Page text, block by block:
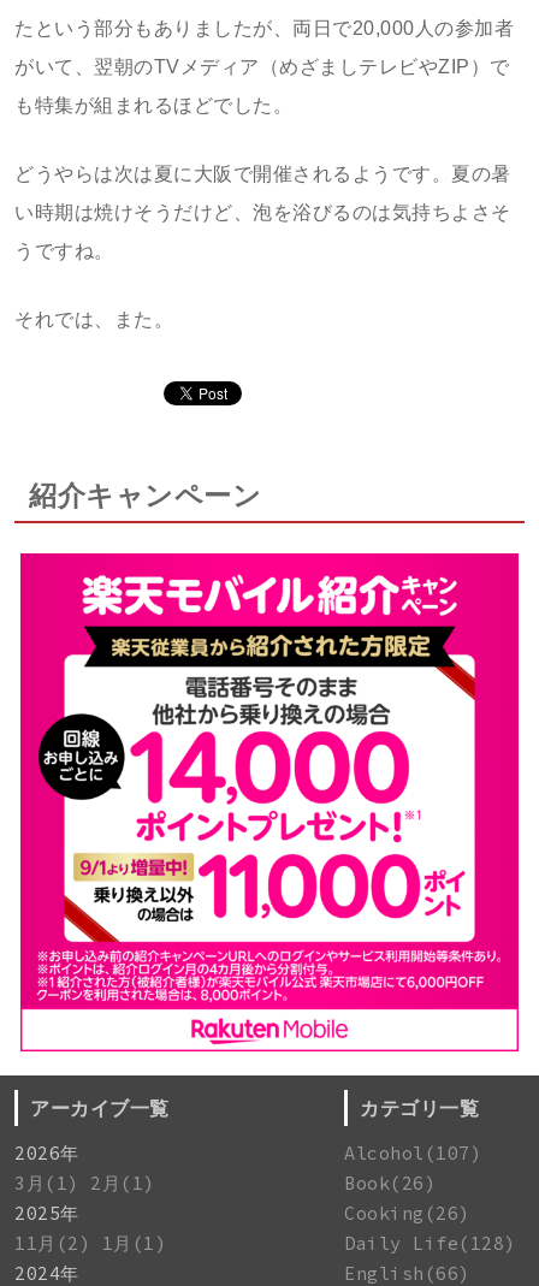
たという部分もありましたが、両日で20,000人の参加者
がいて、翌朝のTVメディア（めざましテレビやZIP）で
も特集が組まれるほどでした。
どうやらは次は夏に大阪で開催されるようです。夏の暑
い時期は焼けそうだけど、泡を浴びるのは気持ちよさそ
うですね。
それでは、また。
紹介キャンペーン
アーカイブ一覧
2026年
3月(1)
2月(1)
2025年
11月(2)
1月(1)
2024年
カテゴリ一覧
Alcohol(107)
Book(26)
Cooking(26)
Daily Life(128)
English(66)